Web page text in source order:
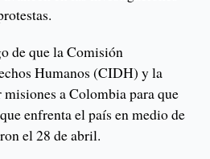
de que la Comisión
Humanos (CIDH) y la
a Colombia para que
enfrenta el país en medio de
el 28 de abril.